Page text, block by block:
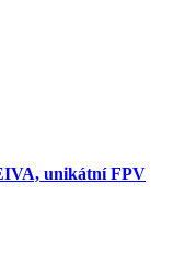
unikátní FPV